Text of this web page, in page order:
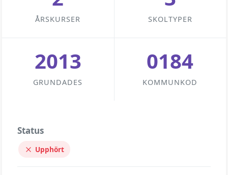
ÅRSKURSER SKOLTYPER
2013
GRUNDADES
0184
KOMMUNKOD
Status
Upphört